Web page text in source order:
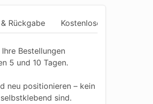
Rückgabe Kostenlose Anpassung
Bestellungen
5 und 10 Tagen.
neu positionieren – kein
sind.